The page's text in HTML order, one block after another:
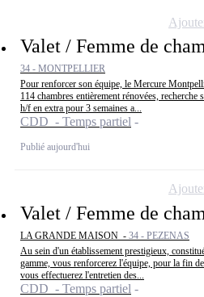
Valet / Femme de
34 - MONTPELLIER
Pour renforcer son équipe, le Mercure
114 chambres entièrement rénovées, recherche
h/f en extra pour 3 semaines a...
CDD - Temps partiel
Publié aujourd'hui
Valet / Femme de
LA GRANDE MAISON - 34 - PEZENAS
Au sein d'un établissement prestigieux,
gamme, vous renforcerez l'équipe, pour la fin
vous effectuerez l'entretien des...
CDD - Temps partiel